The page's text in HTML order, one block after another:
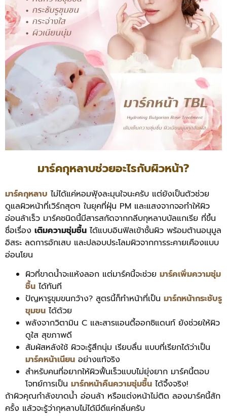
มาร์คกุหลาบช่วยอะไรกับผิวหน้า?
มาร์คกุหลาบ ไม่ได้แค่หอมฟุ้งละมุนใจนะครับ แต่ยังเป็นตัวช่วย
ดูแลผิวหน้าที่เวิร์กสุดๆ ในยุคที่ฝุ่น PM และแสงจากจอทำให้ผิว
อ่อนล้าเร็ว มาร์คชนิดนี้มีสารสกัดจากกลีบกุหลาบบัลแกเรีย ที่ขึ้น
ชื่อเรื่อง เติมความชุ่มชื้น ได้แบบอินฟิลเข้าชั้นผิว พร้อมต้านอนุมูล
อิสระ ลดการอักเสบ และปลอบประโลมผิวจากการระคายเคืองแบบ
อ่อนโยน
ผิวที่ขาดน้ำจะแห้งลอก แต่มาร์คนี้จะช่วย มาร์คเพิ่มความชุ่ม
ชื้น ได้ทันที
ปัญหารูขุมขนกว้าง? สูตรนี้ก็ทำหน้าที่เป็น มาร์กหน้ากระชับรู
ขุมขน ได้ด้วย
พลังจากวิตามิน C และสารแอนตี้ออกซิแดนท์ ยังช่วยให้ผิว
ดูใส สุขภาพดี
สัมผัสหลังใช้ ผิวจะรู้สึกนุ่ม เรียบลื่น แบบที่เรียกได้ว่าเป็น
มาร์คหน้าเนียน อย่างแท้จริง
สำหรับคนที่อยากให้ผิวฟื้นเร็วแบบไม่ยุ่งยาก มาร์คนี้ตอบ
โจทย์การเป็น มาร์กหน้าคืนความชุ่มชื้น ได้จึ้งจริง!
ถ้าผิวคุณกำลังขาดน้ำ อ่อนล้า หรือแต่งหน้าไม่ติด ลองมาร์คนี้สัก
ครั้ง แล้วจะรู้ว่ากุหลาบไม่ได้มีดีแค่กลิ่นครับ